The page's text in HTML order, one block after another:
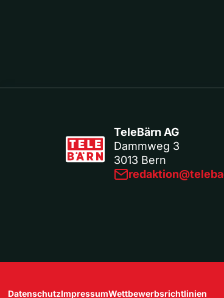
TeleBärn AG
Dammweg 3
3013 Bern
DatenschutzImpressumWettbewerbsrichtlinien